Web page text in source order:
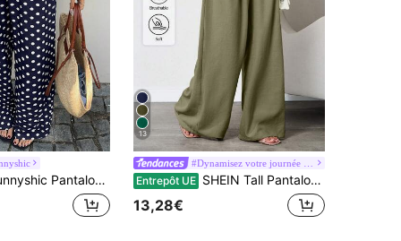
à jambes larges, taille basse, imprimé pois noirs, avec cordon de serrage. Printemps/été, vacances, bohème, élégant, décontracté, rétro, minimaliste, polyvalent
13
Entrepôt UE SHEIN Tall Pantalon en lin plissé en profondeur beige 100% coton pour femmes grandes
13,28€